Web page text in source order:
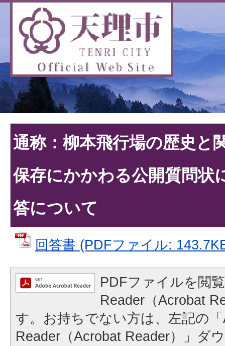
通称：柳本飛行場の歴史と
保存にかかわる公開質問状
答について
回答書 (PDFファイル:
PDFファイルを閲
Reader（Acrobat
す。お持ちでない方は、左記の
Reader（Acrobat Reader）」ダ